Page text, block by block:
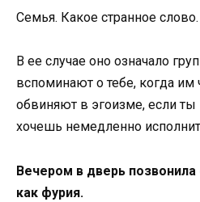
Семья. Какое странное слово.
В ее случае оно означало
вспоминают о тебе, когда им
обвиняют в эгоизме, если
хочешь немедленно
Вечером в дверь позвонила
как фурия.